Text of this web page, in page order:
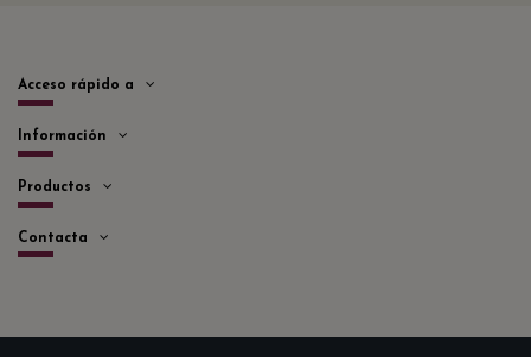
Acceso rápido a
Información
Productos
Contacta